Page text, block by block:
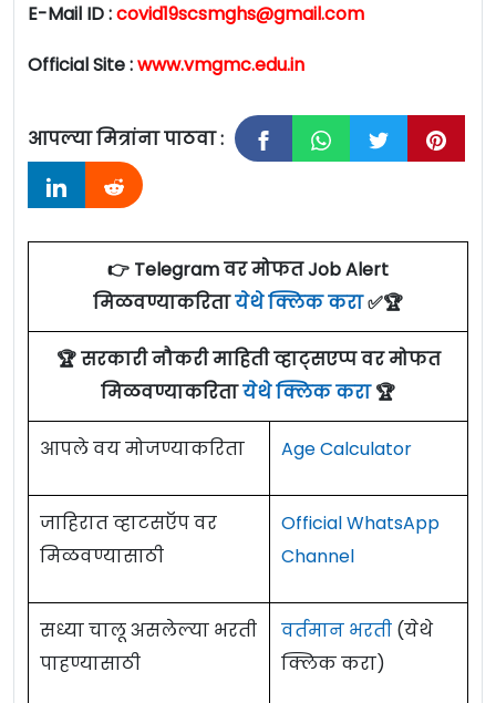
E-Mail ID :covid19scsmghs@gmail.com
Official Site :www.vmgmc.edu.in
आपल्या मित्रांना पाठवा :
👉 Telegram वर मोफत Job Alert
मिळवण्याकरितायेथे क्लिक करा✅🏆
🏆 सरकारी नौकरी माहिती व्हाट्सएप्प वर मोफत
मिळवण्याकरितायेथे क्लिक करा🏆
आपले वय मोजण्याकरिता Age Calculator
जाहिरात व्हाटसऍप वर
मिळवण्यासाठी
Official WhatsApp
Channel
सध्या चालू असलेल्या भरती
पाहण्यासाठी
वर्तमान भरती (येथे
क्लिक करा)